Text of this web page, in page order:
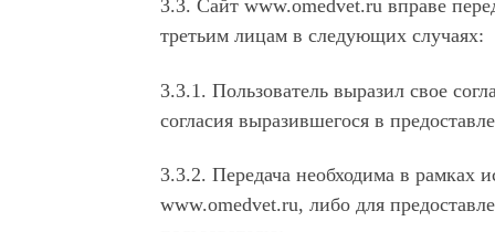
3.3. Сайт www.omedvet.ru вправе
третьим лицам в следующих случаях:
3.3.1. Пользователь выразил свое
согласия выразившегося в
3.3.2. Передача необходима в рамках
www.omedvet.ru, либо для